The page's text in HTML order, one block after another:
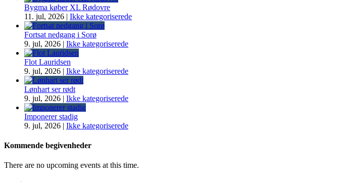
Bygma køber XL Rødovre
11. jul, 2026 | Ikke kategoriserede
Fortsat nedgang i Sorø
9. jul, 2026 | Ikke kategoriserede
Flot Lauridsen
9. jul, 2026 | Ikke kategoriserede
Lønhart ser rødt
9. jul, 2026 | Ikke kategoriserede
Imponerer stadig
9. jul, 2026 | Ikke kategoriserede
Kommende begivenheder
There are no upcoming events at this time.